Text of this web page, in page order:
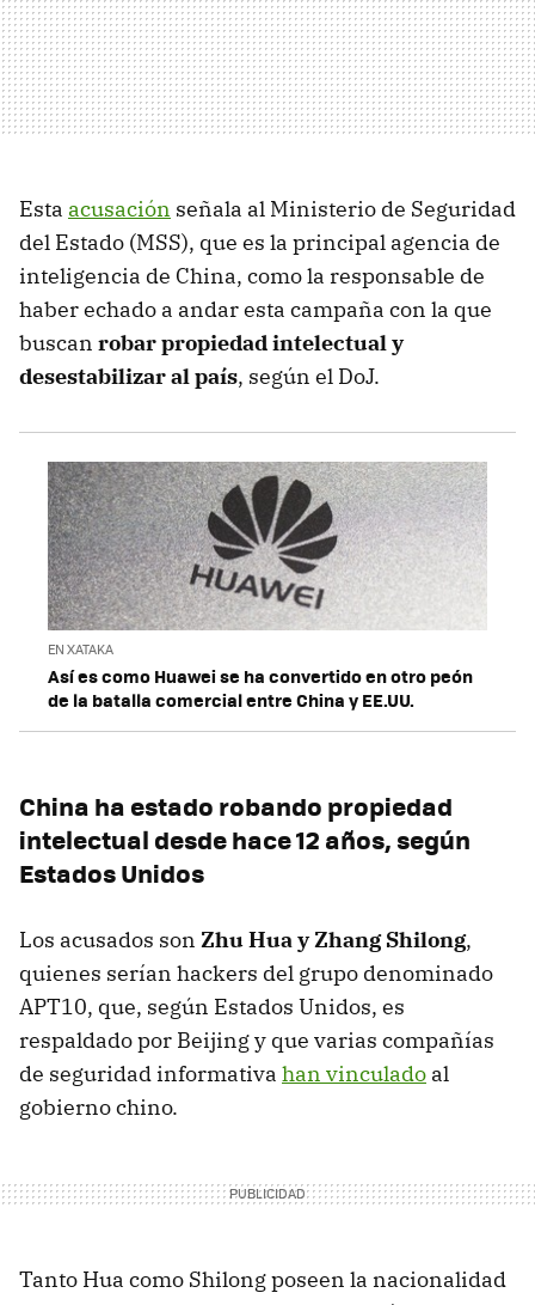
Esta acusación señala al Ministerio de Seguridad
del Estado (MSS), que es la principal agencia de
inteligencia de China, como la responsable de
haber echado a andar esta campaña con la que
buscan robar propiedad intelectual y
desestabilizar al país, según el DoJ.
EN XATAKA
Así es como Huawei se ha convertido en otro peón
de la batalla comercial entre China y EE.UU.
China ha estado robando propiedad
intelectual desde hace 12 años, según
Estados Unidos
Los acusados son Zhu Hua y Zhang Shilong,
quienes serían hackers del grupo denominado
APT10, que, según Estados Unidos, es
respaldado por Beijing y que varias compañías
de seguridad informativa han vinculado al
gobierno chino.
Tanto Hua como Shilong poseen la nacionalidad